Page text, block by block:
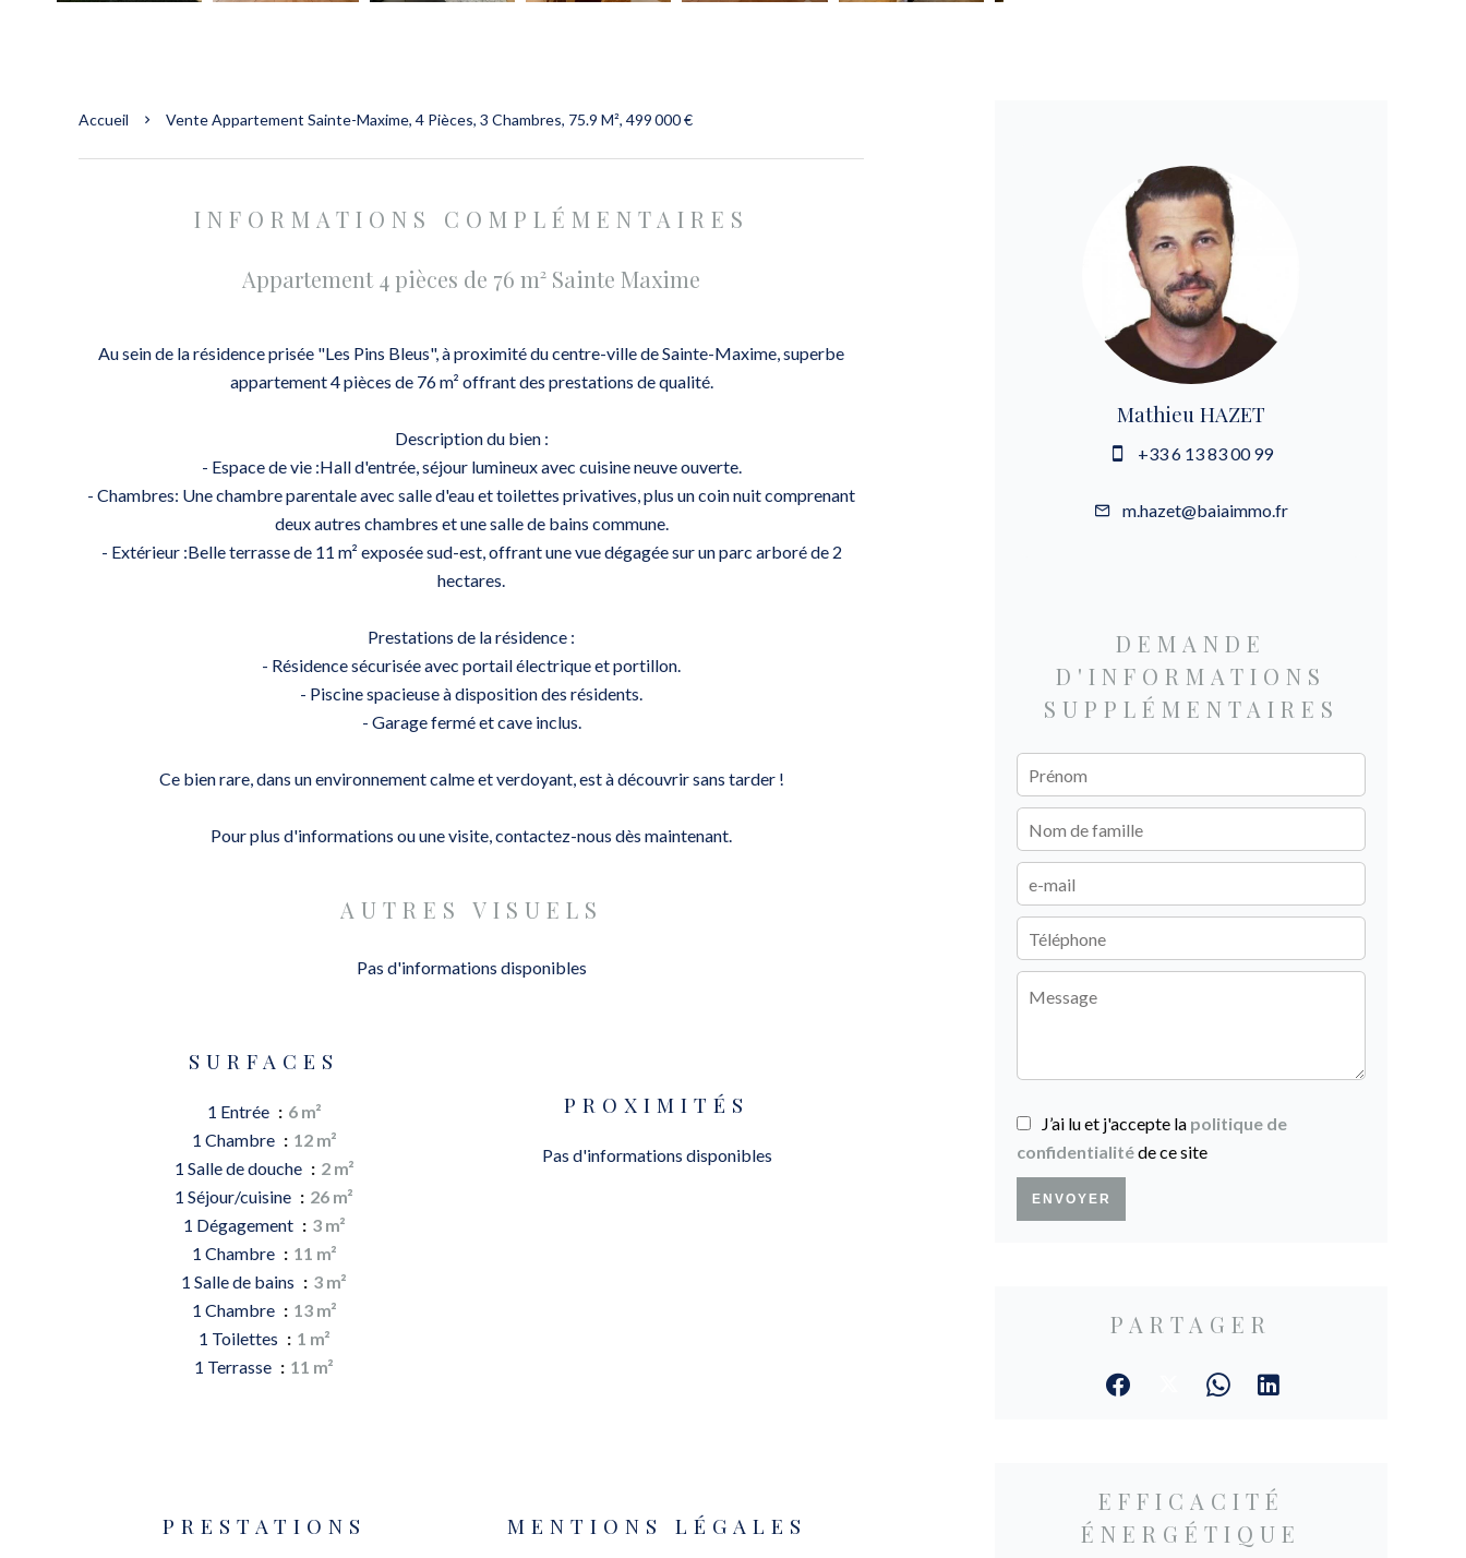
Accueil Vente Appartement Sainte-Maxime, 4 Pièces, 3 Chambres, 75.9 M², 499 000 €
INFORMATIONS COMPLÉMENTAIRES
Appartement 4 pièces de 76 m² Sainte Maxime
Au sein de la résidence prisée "Les Pins Bleus", à proximité du centre-ville de Sainte-Maxime, superbe
appartement 4 pièces de 76 m² offrant des prestations de qualité.
Description du bien :
- Espace de vie :Hall d'entrée, séjour lumineux avec cuisine neuve ouverte.
- Chambres: Une chambre parentale avec salle d'eau et toilettes privatives, plus un coin nuit comprenant
deux autres chambres et une salle de bains commune.
- Extérieur :Belle terrasse de 11 m² exposée sud-est, offrant une vue dégagée sur un parc arboré de 2
hectares.
Prestations de la résidence :
- Résidence sécurisée avec portail électrique et portillon.
- Piscine spacieuse à disposition des résidents.
- Garage fermé et cave inclus.
Ce bien rare, dans un environnement calme et verdoyant, est à découvrir sans tarder !
Pour plus d'informations ou une visite, contactez-nous dès maintenant.
AUTRES VISUELS
Pas d'informations disponibles
SURFACES
1 Entrée
6 m²
1 Chambre
12 m²
1 Salle de douche
2 m²
1 Séjour/cuisine
26 m²
1 Dégagement
3 m²
1 Chambre
11 m²
1 Salle de bains
3 m²
1 Chambre
13 m²
1 Toilettes
1 m²
1 Terrasse
11 m²
PROXIMITÉS
Pas d'informations disponibles
PRESTATIONS MENTIONS LÉGALES
Mathieu HAZET
+33 6 13 83 00 99
m.hazet@baiaimmo.fr
DEMANDE
D'INFORMATIONS
SUPPLÉMENTAIRES
J’ai lu et j'accepte la politique de
confidentialitéde ce site
ENVOYER
PARTAGER
EFFICACITÉ
ÉNERGÉTIQUE